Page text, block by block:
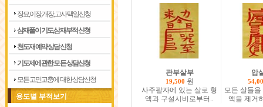
장묘,이장,개장,고사 택일신청
삼재풀이 기도,삼재부적 신청
천도재 예약 상담신청
기도제에 관한 모든 상담신청
모든 고민고충에 대한 상담신청
용도별 부적보기
관부살부
19,500 원
사주팔자에 있는 살로 형
액과 구설시비로부터..
압
모든 살들
액을 제거